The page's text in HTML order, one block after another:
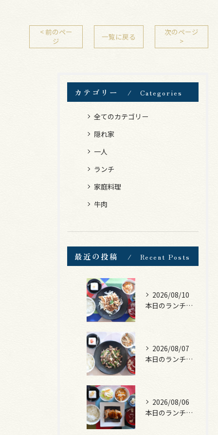
< 前のペー
ジ
一覧に戻る
次のページ
>
カテゴリー Categories
全てのカテゴリー
隠れ家
一人
ランチ
家庭料理
牛肉
最近の投稿 Recent Posts
2026/08/10
本日のランチは、豚の生姜焼き！
2026/08/07
本日のランチは、黒毛和牛のチャプチェ！
2026/08/06
本日のランチは、照焼きチキン！